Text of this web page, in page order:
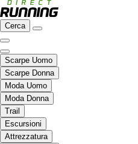
Cerca
Scarpe Uomo
Scarpe Donna
Moda Uomo
Moda Donna
Trail
Escursioni
Attrezzatura